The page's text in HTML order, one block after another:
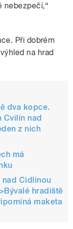
nebezpečí,“
Při dobrém
na hrad
dva kopce.
Cvilín nad
z nich
má
nad Cidlinou
Bývalé hradiště
maketa